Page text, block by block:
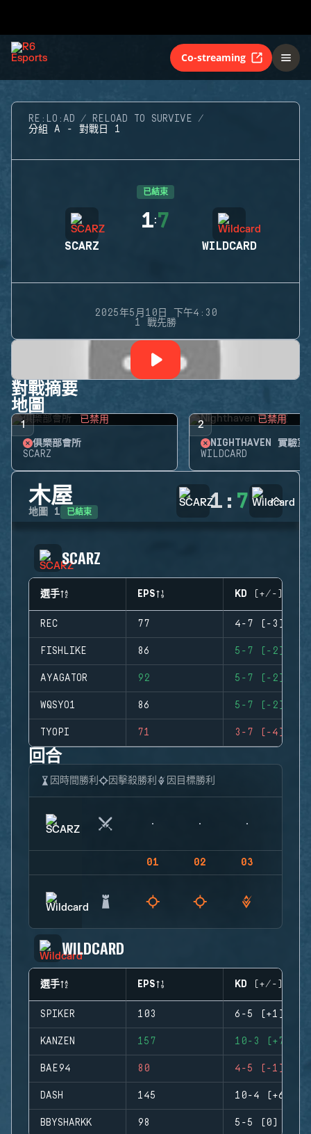
Co-streaming
RE:LO:AD
RELOAD TO SURVIVE
分組 A - 對戰日 1
已結束
SCARZ
1:7
WILDCARD
2025年5月10日 下午4:30
1 戰先勝
對戰摘要
地圖
1 已禁用
俱樂部會所
SCARZ
2 已禁用
NIGHTHAVEN 實驗室
WILDCARD
木屋
地圖 1 已結束 1 : 7
SCARZ
選手 EPS KD (+/-)
REC 77 4-7 (-3)
FISHLIKE 86 5-7 (-2)
AYAGATOR 92 5-7 (-2)
WQSYO1 86 5-7 (-2)
TYOPI 71 3-7 (-4)
回合
因時間勝利 因擊殺勝利 因目標勝利
01 02 03
WILDCARD
選手 EPS KD (+/-)
SPIKER 103 6-5 (+1)
KANZEN 157 10-3 (+7)
BAE94 80 4-5 (-1)
DASH 145 10-4 (+6)
BBYSHARKK 98 5-5 (0)